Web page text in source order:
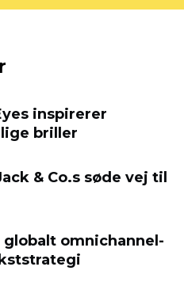
inspirerer
briller
& Co.s søde vej til
omnichannel-